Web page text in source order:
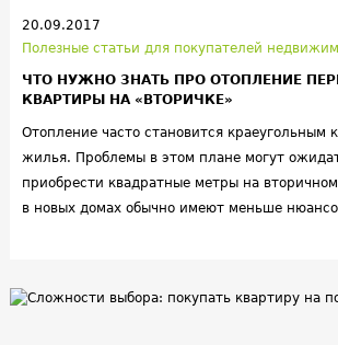
20.09.2017
Полезные статьи для покупателей
ЧТО НУЖНО ЗНАТЬ ПРО ОТОПЛЕНИЕ
КВАРТИРЫ НА «ВТОРИЧКЕ»
Отопление часто становится краеугольным
жилья. Проблемы в этом плане могут
приобрести квадратные метры на
в новых домах обычно имеют меньше